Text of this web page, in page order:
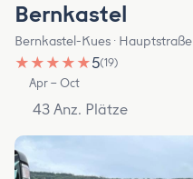
Bernkastel
Bernkastel-Kues · Hauptstraße
★ ★ ★ ★ ★5(19)
Apr – Oct
43 Anz. Plätze